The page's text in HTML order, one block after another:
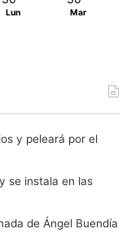
Lun Mar
y peleará por el
se instala en las
de Ángel Buendía